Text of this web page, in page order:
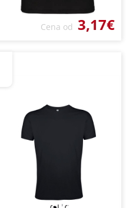
Cena od 3,17€